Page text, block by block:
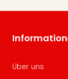
Über uns